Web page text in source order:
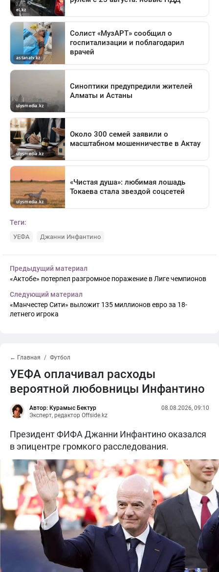
Теги:
УЕФА Джанни Инфантино
Предыдущий материал
«Актобе» потерпел разгромное поражение в Лиге чемпионов
Следующий материал
«Манчестер Сити» выложит 135 миллионов евро за 18-
летнего игрока
← Главная Футбол
УЕФА оплачивал расходы
вероятной любовницы Инфантино
Автор: Курамыс Бектур
Эксперт, редактор Offside.kz
08.08.2026, 09:10
Президент ФИФА Джанни Инфантино оказался
в эпицентре громкого расследования.